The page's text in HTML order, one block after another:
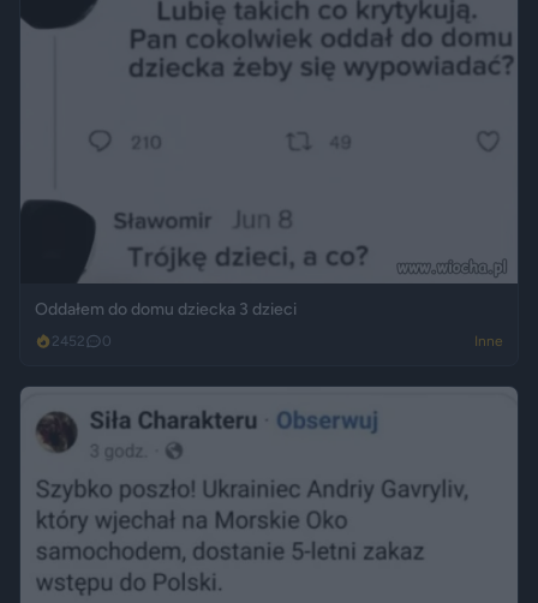
Oddałem do domu dziecka 3 dzieci
2452 0 Inne